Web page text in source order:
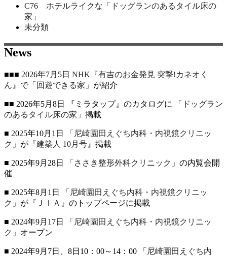
C76 ホテルライクな「ドッグランのあるタイル床の
家」
未分類
News
■■■ 2026年7月5日 NHK『有吉のお金発見 突撃!カネオく
ん』 で「回遊できる家」 が紹介
■■ 2026年5月8日 『ミラタップ』のカタログに
「ドッグラン
のあるタイル床の家」 掲載
■ 2025年10月1日
「尼崎園田えぐち内科・内視鏡クリニッ
ク」 が 『建築人 10月号』 掲載
■ 2025年9月28日 「ささき整形外科クリニック」 の内覧会開
催
■ 2025年8月1日
「尼崎園田えぐち内科・内視鏡クリニッ
ク」 が 『ＪＩＡ』 のトップページに掲載
■ 2024年9月17日
「尼崎園田えぐち内科・内視鏡クリニッ
ク」 オープン
■ 2024年9月7日、8日10：00～14：00
「尼崎園田えぐち内